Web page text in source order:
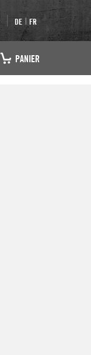
DE | FR
PANIER